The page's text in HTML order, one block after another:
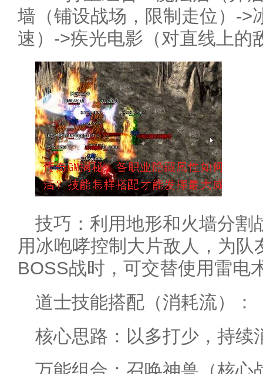
墙（铺设战场，限制走位）->
速）->疾光电影（对直线上的
技巧：利用地形和火墙分割
用冰咆哮控制大片敌人，为
BOSS战时，可交替使用雷电
道士技能搭配（消耗流）：
核心思路：以多打少，持续